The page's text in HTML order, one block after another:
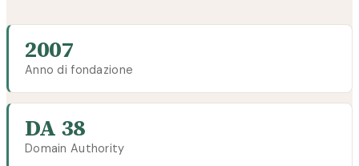
2007
Anno di fondazione
DA 38
Domain Authority